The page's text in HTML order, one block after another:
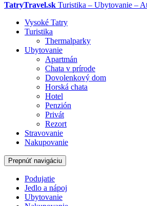
TatryTravel.sk Turistika – Ubytovanie –
Vysoké Tatry
Turistika
Thermalparky
Ubytovanie
Apartmán
Chata v prírode
Dovolenkový dom
Horská chata
Hotel
Penzión
Privát
Rezort
Stravovanie
Nakupovanie
Prepnúť navigáciu
Podujatie
Jedlo a nápoj
Ubytovanie